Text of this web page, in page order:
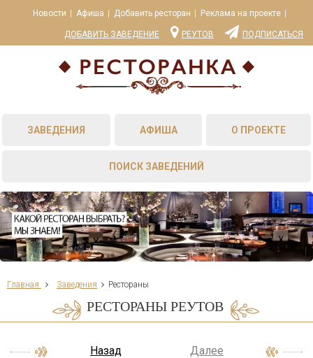
Новости Афиша Добавить ресторан Реклама на проекте
ДОБАВИТЬ ЗАВЕДЕНИЕ РЕУТОВ ПОДПИСАТЬСЯ
ЗАВЕДЕНИЯ АФИША О ПРОЕКТЕ
ПОИСК ЗАВЕДЕНИЙ
Главная Заведения Рестораны
РЕСТОРАНЫ РЕУТОВ
Назад Далее